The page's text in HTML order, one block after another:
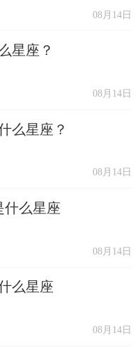
08月14日
星座？
08月14日
么星座？
08月14日
什么星座
08月14日
么星座
08月14日